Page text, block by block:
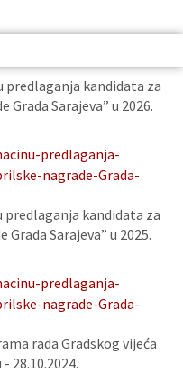
predlaganja kandidata za
Sarajeva” u 2026.
predlaganja-
nagrade-Grada-
predlaganja kandidata za
Sarajeva” u 2025.
predlaganja-
nagrade-Grada-
rada Gradskog vijeća
28.10.2024.